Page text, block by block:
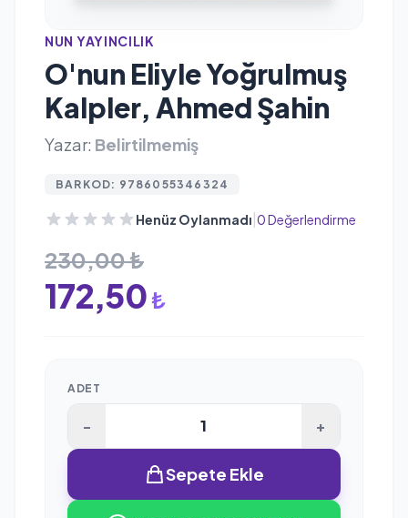
NUN YAYINCILIK
O'nun Eliyle Yoğrulmuş
Kalpler, Ahmed Şahin
Yazar: Belirtilmemiş
BARKOD: 9786055346324
Henüz Oylanmadı 0 Değerlendirme
230,00 ₺
172,50 ₺
ADET
- +
Sepete Ekle